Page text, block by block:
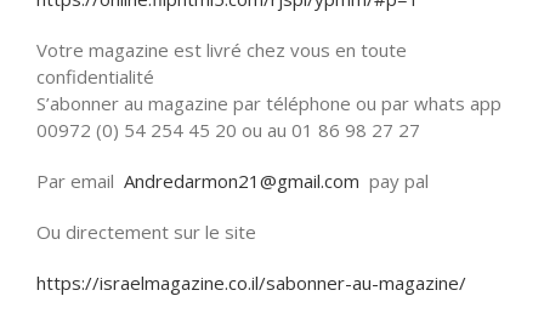
Votre magazine est livré chez vous en toute
confidentialité
S’abonner au magazine par téléphone ou par whats app
00972 (0) 54 254 45 20 ou au 01 86 98 27 27
Par email Andredarmon21@gmail.com pay pal
Ou directement sur le site
https://israelmagazine.co.il/sabonner-au-magazine/